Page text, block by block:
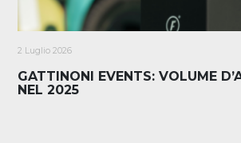
2 Luglio 2026
GATTINONI EVENTS: VOLUME
NEL 2025